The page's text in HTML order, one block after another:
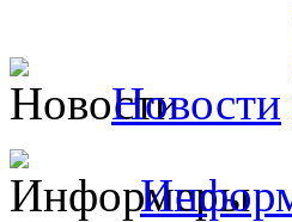
Новости